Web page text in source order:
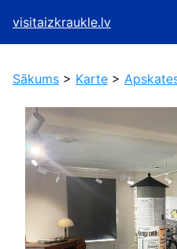
visitaizkraukle.lv
Sākums > Karte >